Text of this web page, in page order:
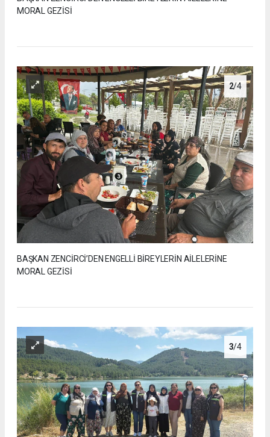
MORAL GEZİSİ
2/4
BAŞKAN ZENCİRCİ’DEN ENGELLİ BİREYLERİN AİLELERİNE
MORAL GEZİSİ
3/4